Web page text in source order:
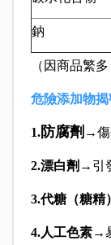
鈉
（因商品繁
危險添加物揭
1.防腐劑 →傷
2.漂白劑 →引
3.代糖（糖精）
4.人工色素→